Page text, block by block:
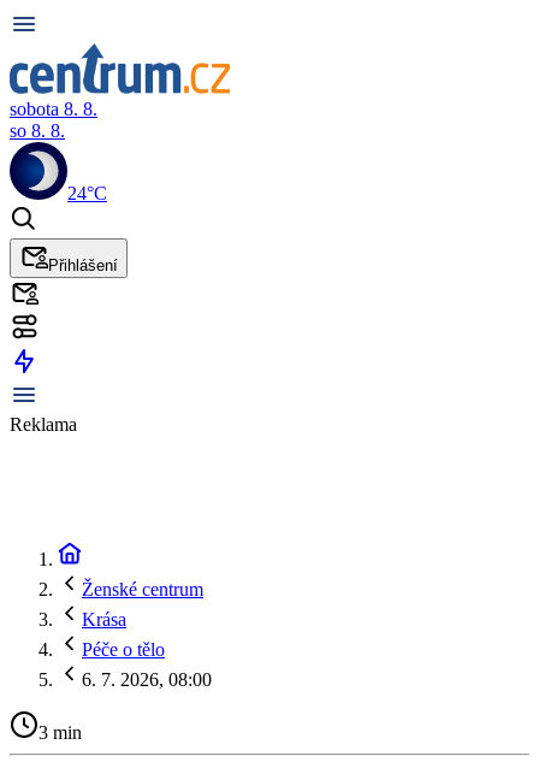
sobota 8. 8.
so 8. 8.
24°C
Přihlášení
Reklama
Ženské centrum
Krása
Péče o tělo
6. 7. 2026, 08:00
3 min